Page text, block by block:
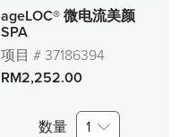
ageLOC® 微电流美颜
SPA
项目 # 37186394
RM2,252.00
数量 1